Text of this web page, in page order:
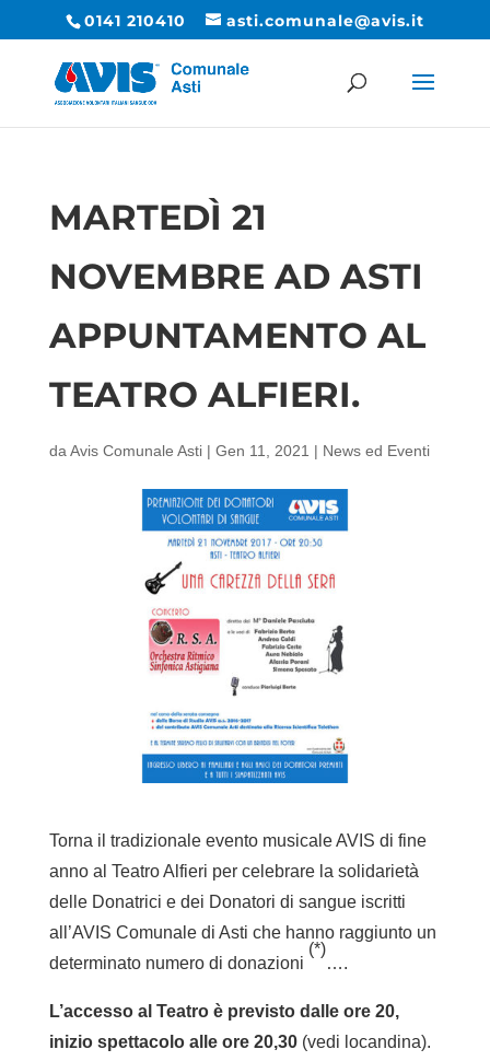
0141 210410 asti.comunale@avis.it
MARTEDÌ 21
NOVEMBRE AD ASTI
APPUNTAMENTO AL
TEATRO ALFIERI.
da Avis Comunale Asti| Gen 11, 2021 | News ed Eventi
Torna il tradizionale evento musicale AVIS di fine
anno al Teatro Alfieri per celebrare la solidarietà
delle Donatrici e dei Donatori di sangue iscritti
all’AVIS Comunale di Asti che hanno raggiunto un
determinato numero di donazioni
(*)
….
L’accesso al Teatro è previsto dalle ore 20,
inizio spettacolo alle ore 20,30(vedi locandina).